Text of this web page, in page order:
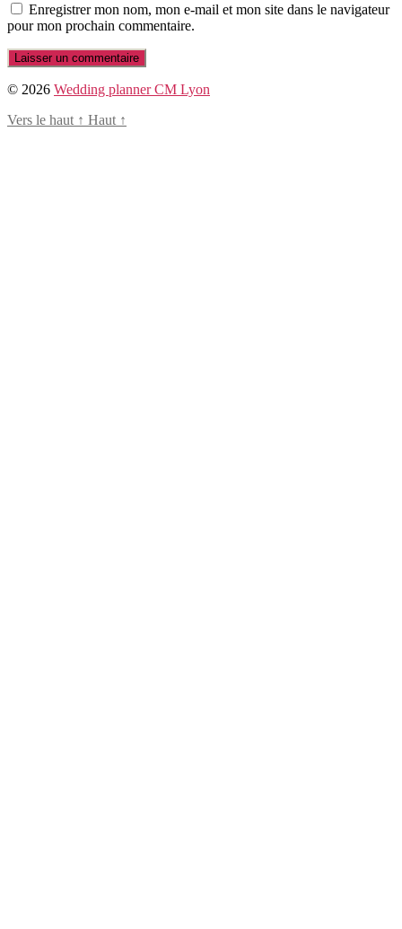
Enregistrer mon nom, mon e-mail et mon site dans le navigateur
pour mon prochain commentaire.
© 2026 Wedding planner CM Lyon
Vers le haut ↑ Haut ↑